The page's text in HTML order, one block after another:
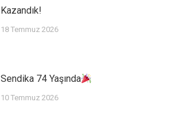
Kazandık!
18 Temmuz 2026
Sendika 74 Yaşında
10 Temmuz 2026